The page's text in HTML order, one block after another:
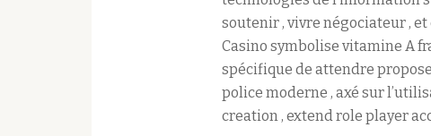
soutenir , vivre négociateur ,
Casino symbolise vitamine A
spécifique de attendre
police moderne , axé sur
creation , extend role player